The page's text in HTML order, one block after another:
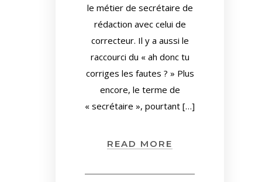
le métier de secrétaire de
rédaction avec celui de
correcteur. Il y a aussi le
raccourci du « ah donc tu
corriges les fautes ? » Plus
encore, le terme de
« secrétaire », pourtant […]
READ MORE